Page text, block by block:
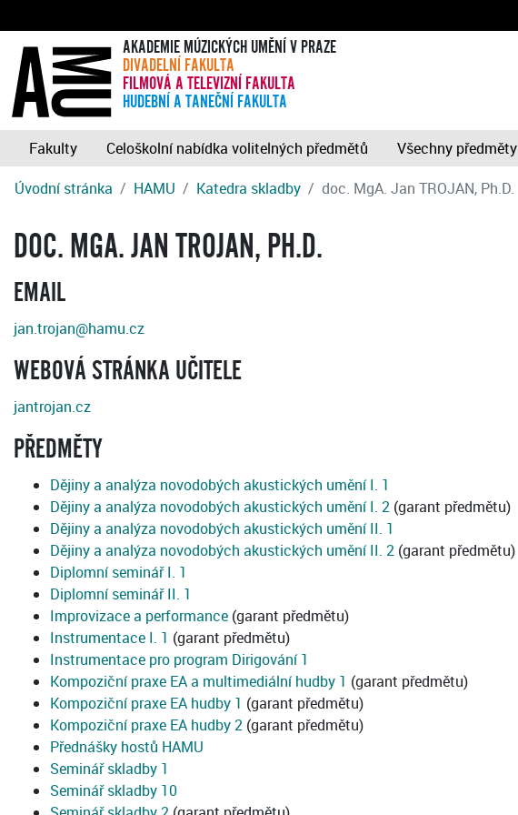
AKADEMIE MÚZICKÝCH UMĚNÍ V PRAZE
DIVADELNÍ FAKULTA
FILMOVÁ A TELEVIZNÍ FAKULTA
HUDEBNÍ A TANEČNÍ FAKULTA
Fakulty Celoškolní nabídka volitelných předmětů Všechny předměty
Úvodní stránka
HAMU Katedra skladby doc. MgA. Jan TROJAN, Ph.D.
DOC. MGA. JAN TROJAN, PH.D.
EMAIL
jan.trojan@hamu.cz
WEBOVÁ STRÁNKA UČITELE
jantrojan.cz
PŘEDMĚTY
Dějiny a analýza novodobých akustických umění I. 1
Dějiny a analýza novodobých akustických umění I. 2 (garant předmětu)
Dějiny a analýza novodobých akustických umění II. 1
Dějiny a analýza novodobých akustických umění II. 2 (garant předmětu)
Diplomní seminář I. 1
Diplomní seminář II. 1
Improvizace a performance (garant předmětu)
Instrumentace I. 1 (garant předmětu)
Instrumentace pro program Dirigování 1
Kompoziční praxe EA a multimediální hudby 1 (garant předmětu)
Kompoziční praxe EA hudby 1 (garant předmětu)
Kompoziční praxe EA hudby 2 (garant předmětu)
Přednášky hostů HAMU
Seminář skladby 1
Seminář skladby 10